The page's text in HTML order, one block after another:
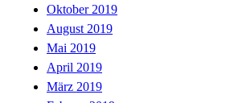
Oktober 2019
August 2019
Mai 2019
April 2019
März 2019